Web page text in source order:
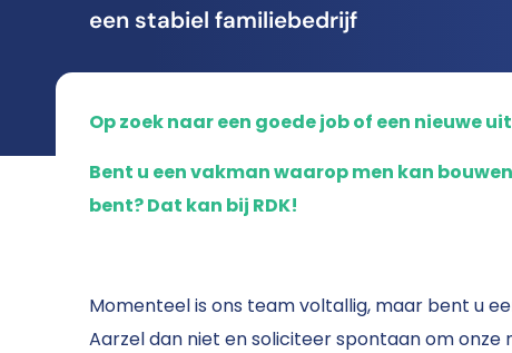
een stabiel familiebedrijf
Op zoek naar een goede job of een nieuwe
Bent u een vakman waarop men kan
bent? Dat kan bij RDK!
Momenteel is ons team voltallig, maar bent u
Aarzel dan niet en soliciteer spontaan om onze